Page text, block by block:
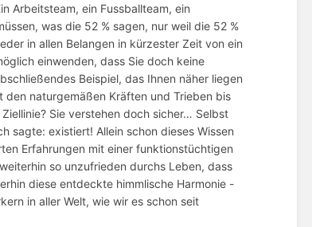
Arbeitsteam, ein Fussballteam, ein
was die 52 % sagen, nur weil die 52 %
in allen Belangen in kürzester Zeit von ein
einwenden, dass Sie doch keine
Beispiel, das Ihnen näher liegen
den naturgemäßen Kräften und Trieben bis
Sie verstehen doch sicher… Selbst
sagte: existiert! Allein schon dieses Wissen
Erfahrungen mit einer funktionstüchtigen
so unzufrieden durchs Leben, dass
diese entdeckte himmlische Harmonie -
in aller Welt, wie wir es schon seit